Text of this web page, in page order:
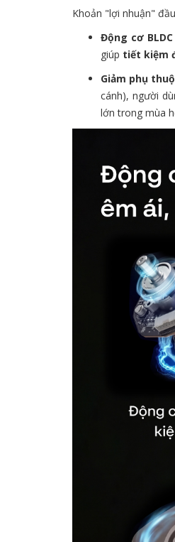
Khoản "lợi nhuận"
Động cơ
giúp tiết kiệm
Giảm phụ
cánh), người
lớn trong mùa